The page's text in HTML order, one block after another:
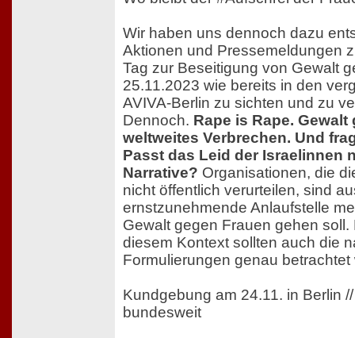
Wir haben uns dennoch dazu
Aktionen und Pressemeldungen
Tag zur Beseitigung von Gewalt
25.11.2023 wie bereits in den
AVIVA-Berlin zu sichten und zu
Dennoch. Rape is Rape.
weltweites Verbrechen. Und
Passt das Leid der Israelinnen
Narrative? Organisationen, die
nicht öffentlich verurteilen, sind
ernstzunehmende Anlaufstelle
Gewalt gegen Frauen gehen
diesem Kontext sollten auch die
Formulierungen genau betrachtet
Kundgebung am 24.11. in Berlin
bundesweit